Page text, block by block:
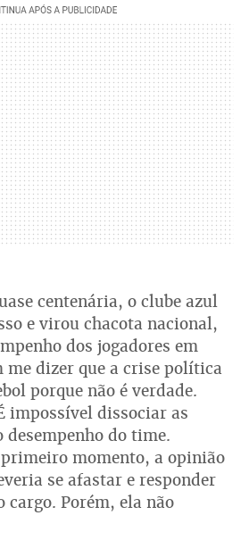
centenária, o clube azul
e virou chacota nacional,
dos jogadores em
me dizer que a crise política
porque não é verdade.
impossível dissociar as
desempenho do time.
momento, a opinião
se afastar e responder
cargo. Porém, ela não